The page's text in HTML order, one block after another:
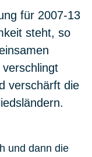
für 2007-13
steht, so
verschärft die
und dann die